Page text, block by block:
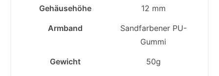
Gehäusehöhe 12 mm
Armband
Sandfarbener PU-
Gummi
Gewicht 50g